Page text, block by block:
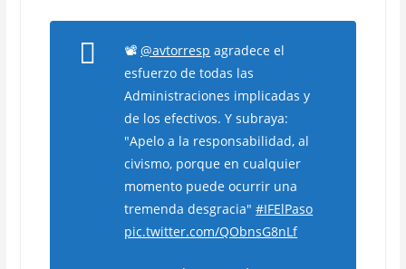
📽️@avtorresp agradece el
esfuerzo de todas las
Administraciones implicadas y
de los efectivos. Y subraya:
"Apelo a la responsabilidad, al
civismo, porque en cualquier
momento puede ocurrir una
tremenda desgracia"#IFElPaso
pic.twitter.com/QObnsG8nLf